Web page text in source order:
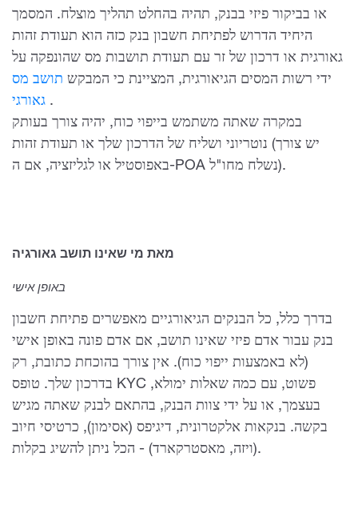
או בביקור פיזי בבנק, תהיה בהחלט תהליך מוצלח. המסמך
היחיד הדרוש לפתיחת חשבון בנק כזה הוא תעודת זהות
גאורגית או דרכון של זר עם תעודת תושבות מס שהונפקה על
ידי רשות המסים הגיאורגית, המציינת כי המבקש תושב מס
גאורגי .
במקרה שאתה משתמש בייפוי כוח, יהיה צורך בעותק
נוטריוני ושליח של הדרכון שלך או תעודת זהות (יש צורך
באפוסטיל או לגליזציה, אם ה-POA נשלח מחו"ל).
מאת מי שאינו תושב גאורגיה
באופן אישי
בדרך כלל, כל הבנקים הגיאורגיים מאפשרים פתיחת חשבון
בנק עבור אדם פיזי שאינו תושב, אם אדם פונה באופן אישי
(לא באמצעות ייפוי כוח). אין צורך בהוכחת כתובת, רק
בדרכון שלך. טופס KYC פשוט, עם כמה שאלות ימולא,
בעצמך, או על ידי צוות הבנק, בהתאם לבנק שאתה מגיש
בקשה. בנקאות אלקטרונית, דיגיפס (אסימון), כרטיסי חיוב
(ויזה, מאסטרקארד) - הכל ניתן להשיג בקלות.